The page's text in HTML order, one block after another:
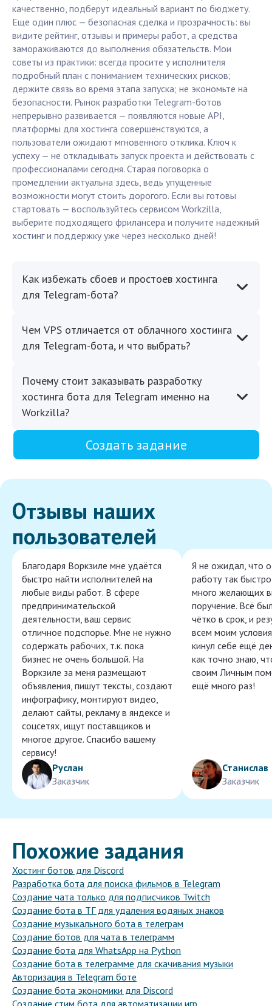
качественно, подберут идеальный вариант по бюджету.
Еще один плюс — безопасная сделка и прозрачность: вы
видите рейтинг, отзывы и примеры работ, а средства
замораживаются до выполнения обязательств. Мои
советы из практики: всегда просите у исполнителя
подробный план с пониманием технических рисков;
держите связь во время этапа запуска; не экономьте на
безопасности. Рынок разработки Telegram-ботов
непрерывно развивается — появляются новые API,
платформы для хостинга совершенствуются, а
пользователи ожидают мгновенного отклика. Ключ к
успеху — не откладывать запуск проекта и действовать с
профессионалами сегодня. Старая поговорка о
промедлении актуальна здесь, ведь упущенные
возможности могут стоить дорогого. Если вы готовы
стартовать — воспользуйтесь сервисом Workzilla,
выберите подходящего фрилансера и получите надежный
хостинг и поддержку уже через несколько дней!
Как избежать сбоев и простоев хостинга
для Telegram-бота?
Чем VPS отличается от облачного хостинга
для Telegram-бота, и что выбрать?
Почему стоит заказывать разработку
хостинга бота для Telegram именно на
Workzilla?
Создать задание
Отзывы наших
пользователей
Благодаря Воркзиле мне удаётся
быстро найти исполнителей на
любые виды работ. В сфере
предпринимательской
деятельности, ваш сервис
отличное подспорье. Мне не нужно
содержать рабочих, т.к. пока
бизнес не очень большой. На
Воркзиле за меня размещают
объявления, пишут тексты, создают
инфографику, монтируют видео,
делают сайты, рекламу в яндексе и
соцсетях, ищут поставщиков и
многое другое. Спасибо вашему
сервису!
Руслан
Заказчик
Я не ожидал, что
работу так
много желающих
поручение. Всё
чётко в срок, и
всем моим
кинул себе ещё
как точно знаю,
своим Личным
ещё много раз!
Станислав
Заказчик
Похожие задания
Хостинг ботов для Discord
Разработка бота для поиска фильмов в Telegram
Создание чата только для подписчиков Twitch
Создание бота в ТГ для удаления водяных знаков
Создание музыкального бота в телеграм
Создание ботов для чата в телеграмм
Создание бота для WhatsApp на Python
Создание бота в телеграмме для скачивания музыки
Авторизация в Telegram боте
Создание бота экономики для Discord